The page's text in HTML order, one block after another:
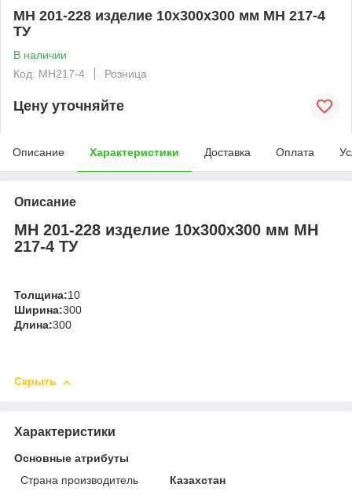
МН 201-228 изделие 10x300x300 мм МН 217-4
ТУ
В наличии
Код: MH217-4
Розница
Цену уточняйте
Описание Характеристики Доставка Оплата
Описание
МН 201-228 изделие 10x300x300 мм МН
217-4 ТУ
Толщина:10
Ширина:300
Длина:300
Скрыть
Характеристики
Основные атрибуты
Страна производитель
Казахстан